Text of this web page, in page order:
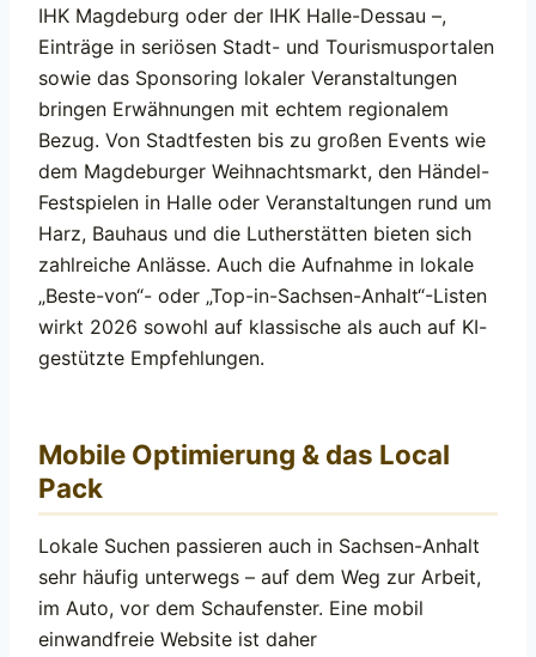
IHK Magdeburg oder der IHK Halle-Dessau –,
Einträge in seriösen Stadt- und Tourismusportalen
sowie das Sponsoring lokaler Veranstaltungen
bringen Erwähnungen mit echtem regionalem
Bezug. Von Stadtfesten bis zu großen Events wie
dem Magdeburger Weihnachtsmarkt, den Händel-
Festspielen in Halle oder Veranstaltungen rund um
Harz, Bauhaus und die Lutherstätten bieten sich
zahlreiche Anlässe. Auch die Aufnahme in lokale
„Beste-von“- oder „Top-in-Sachsen-Anhalt“-Listen
wirkt 2026 sowohl auf klassische als auch auf KI-
gestützte Empfehlungen.
Mobile Optimierung & das Local
Pack
Lokale Suchen passieren auch in Sachsen-Anhalt
sehr häufig unterwegs – auf dem Weg zur Arbeit,
im Auto, vor dem Schaufenster. Eine mobil
einwandfreie Website ist daher